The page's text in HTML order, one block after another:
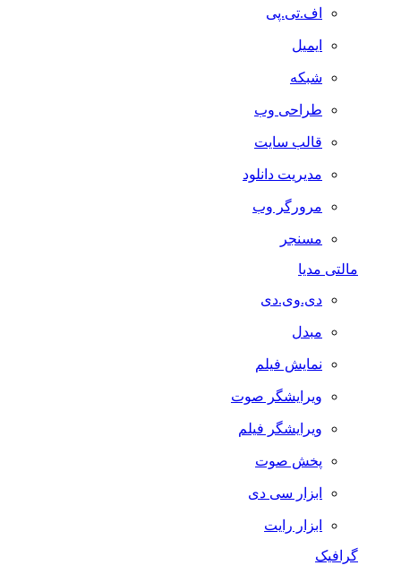
اف.تی.پی
ایمیل
شبکه
طراحی وب
قالب سایت
مدیریت دانلود
مرورگر وب
مسنجر
مالتی مدیا
دی.وی.دی
مبدل
نمایش فیلم
ویرایشگر صوت
ویرایشگر فیلم
پخش صوت
ابزار سی دی
ابزار رایت
گرافیک